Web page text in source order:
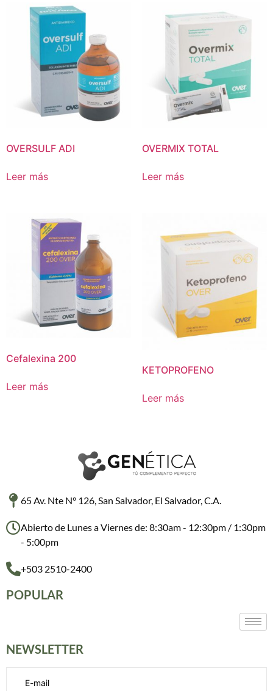
OVERSULF ADI
Leer más
OVERMIX TOTAL
Leer más
Cefalexina 200
Leer más
KETOPROFENO
Leer más
65 Av. Nte N° 126, San Salvador, El Salvador, C.A.
Abierto de Lunes a Viernes de: 8:30am - 12:30pm / 1:30pm
- 5:00pm
+503 2510-2400
POPULAR
NEWSLETTER